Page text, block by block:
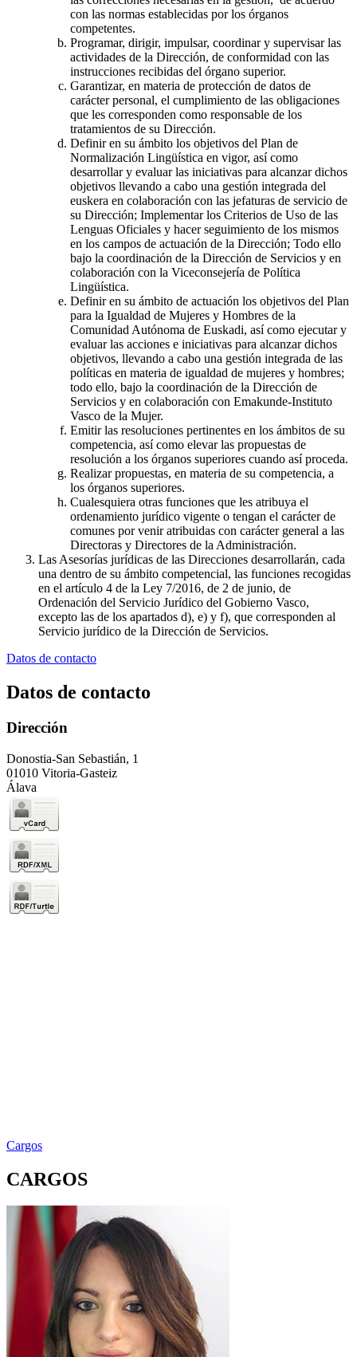
con las normas establecidas por los órganos
competentes.
Programar, dirigir, impulsar, coordinar y supervisar las
actividades de la Dirección, de conformidad con las
instrucciones recibidas del órgano superior.
Garantizar, en materia de protección de datos de
carácter personal, el cumplimiento de las obligaciones
que les corresponden como responsable de los
tratamientos de su Dirección.
Definir en su ámbito los objetivos del Plan de
Normalización Lingüística en vigor, así como
desarrollar y evaluar las iniciativas para alcanzar dichos
objetivos llevando a cabo una gestión integrada del
euskera en colaboración con las jefaturas de servicio de
su Dirección; Implementar los Criterios de Uso de las
Lenguas Oficiales y hacer seguimiento de los mismos
en los campos de actuación de la Dirección; Todo ello
bajo la coordinación de la Dirección de Servicios y en
colaboración con la Viceconsejería de Política
Lingüística.
Definir en su ámbito de actuación los objetivos del Plan
para la Igualdad de Mujeres y Hombres de la
Comunidad Autónoma de Euskadi, así como ejecutar y
evaluar las acciones e iniciativas para alcanzar dichos
objetivos, llevando a cabo una gestión integrada de las
políticas en materia de igualdad de mujeres y hombres;
todo ello, bajo la coordinación de la Dirección de
Servicios y en colaboración con Emakunde-Instituto
Vasco de la Mujer.
Emitir las resoluciones pertinentes en los ámbitos de su
competencia, así como elevar las propuestas de
resolución a los órganos superiores cuando así proceda.
Realizar propuestas, en materia de su competencia, a
los órganos superiores.
Cualesquiera otras funciones que les atribuya el
ordenamiento jurídico vigente o tengan el carácter de
comunes por venir atribuidas con carácter general a las
Directoras y Directores de la Administración.
Las Asesorías jurídicas de las Direcciones desarrollarán, cada
una dentro de su ámbito competencial, las funciones recogidas
en el artículo 4 de la Ley 7/2016, de 2 de junio, de
Ordenación del Servicio Jurídico del Gobierno Vasco,
excepto las de los apartados d), e) y f), que corresponden al
Servicio jurídico de la Dirección de Servicios.
Datos de contacto
Datos de contacto
Dirección
Donostia-San Sebastián, 1
01010 Vitoria-Gasteiz
Álava
Cargos
CARGOS